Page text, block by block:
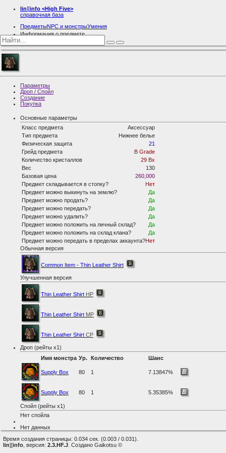
lin][info <High Five>
справочная база
ПредметыNPC и монстрыУмения
Информация о предмете
Параметры
Дроп / Спойл
Создание
Покупка
Основные параметры
Класс предмета
Аксессуар
Тип предмета
Нижнее белье
Физическая защита
21
Грейд предмета
B Grade
Количество кристаллов
29 Bx
Вес
130
Базовая цена
260,000
Предмет складывается в стопку?
Нет
Предмет можно выкинуть на землю?
Да
Предмет можно продать?
Да
Предмет можно передать?
Да
Предмет можно удалить?
Да
Предмет можно положить на личный склад?
Да
Предмет можно положить на склад клана?
Да
Предмет можно передать в пределах аккаунта?Нет
Обычная версия
Common Item - Thin Leather Shirt
Улучшенная версия
Thin Leather Shirt HP
Thin Leather Shirt MP
Thin Leather Shirt CP
Дроп (рейты x1)
Имя монстра Ур. Количество Шанс
Supply Box 80 1 7.13847%
Supply Box 80 1 5.35385%
Спойл (рейты x1)
Нет спойла
Нет данных
Время создания страницы: 0.034 сек. (0.003 / 0.031).
lin][info , версия: 2.3.HF.J . Создано Gaikotsu ©